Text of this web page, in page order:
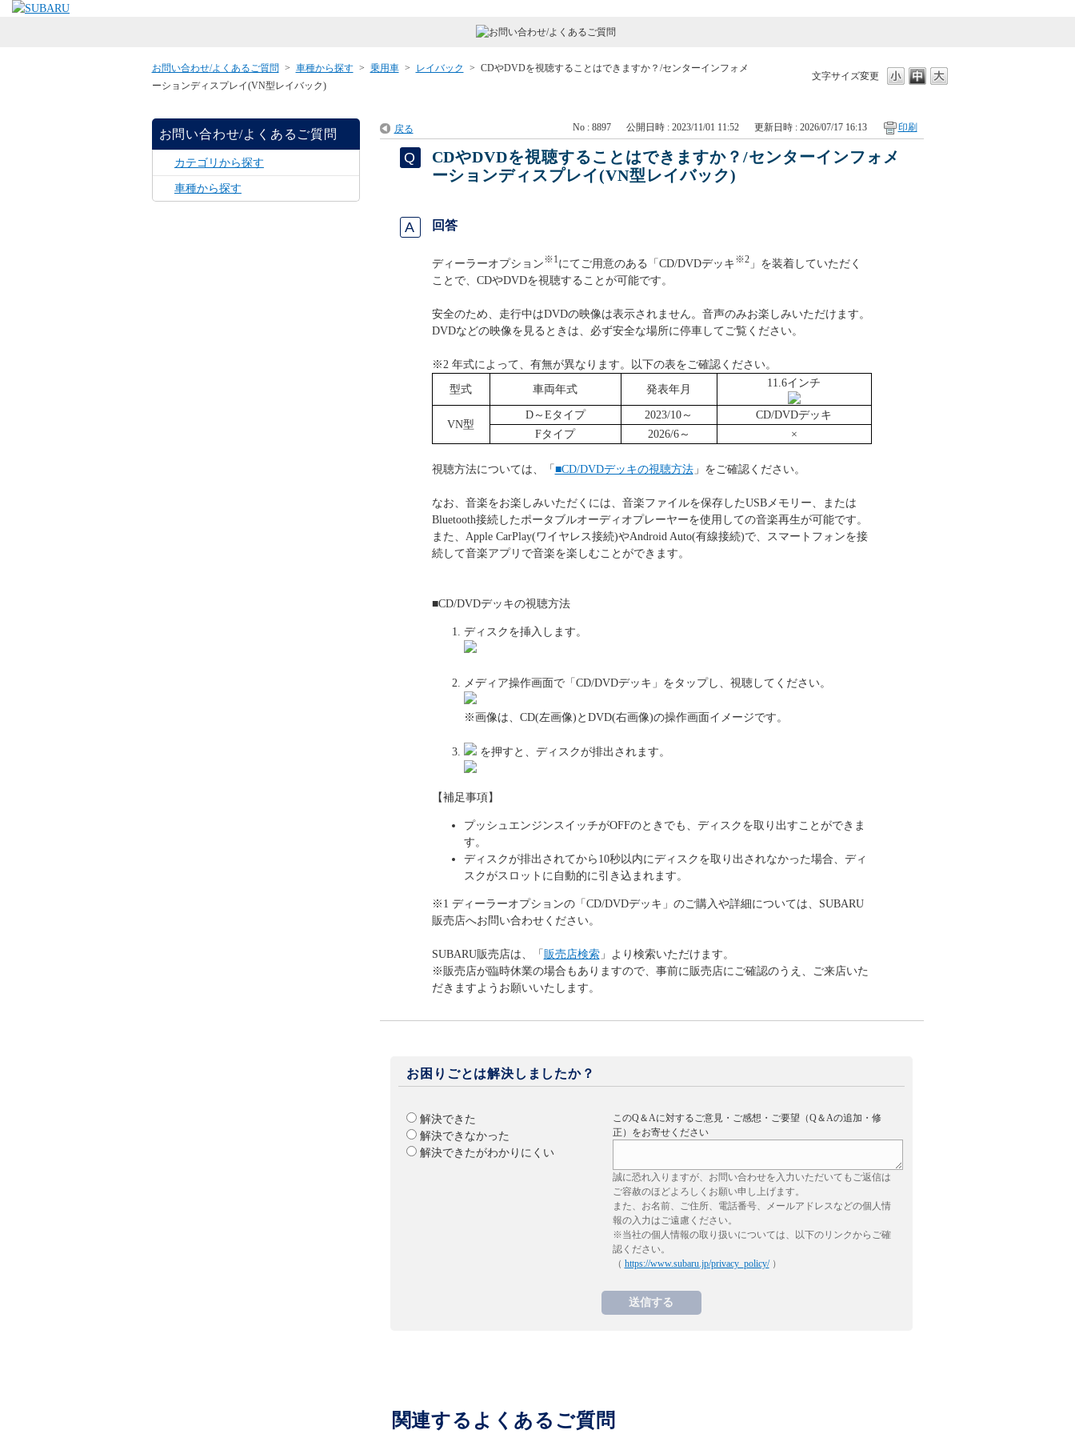
文字サイズ変更
お問い合わせ/よくあるご質問 > 車種から探す > 乗用車 > レイバック > CDやDVDを視聴することはできますか？/センターインフォメ
ーションディスプレイ(VN型レイバック)
お問い合わせ/よくあるご質問
カテゴリから探す
車種から探す
戻る No : 8897 公開日時 : 2023/11/01 11:52 更新日時 : 2026/07/17 16:13 印刷
CDやDVDを視聴することはできますか？/センターインフォメ
ーションディスプレイ(VN型レイバック)
回答
ディーラーオプション※1にてご用意のある「CD/DVDデッキ※2」を装着していただく
ことで、CDやDVDを視聴することが可能です。
安全のため、走行中はDVDの映像は表示されません。音声のみお楽しみいただけます。
DVDなどの映像を見るときは、必ず安全な場所に停車してご覧ください。
※2 年式によって、有無が異なります。以下の表をご確認ください。
型式 車両年式 発表年月
11.6インチ
VN型
D～Eタイプ 2023/10～
CD/DVDデッキ
Fタイプ
2026/6～ ×
視聴方法については、「■CD/DVDデッキの視聴方法」をご確認ください。
なお、音楽をお楽しみいただくには、音楽ファイルを保存したUSBメモリー、または
Bluetooth接続したポータブルオーディオプレーヤーを使用しての音楽再生が可能です。
また、Apple CarPlay(ワイヤレス接続)やAndroid Auto(有線接続)で、スマートフォンを接
続して音楽アプリで音楽を楽しむことができます。
■CD/DVDデッキの視聴方法
ディスクを挿入します。
メディア操作画面で「CD/DVDデッキ」をタップし、視聴してください。
※画像は、CD(左画像)とDVD(右画像)の操作画面イメージです。
を押すと、ディスクが排出されます。
【補足事項】
プッシュエンジンスイッチがOFFのときでも、ディスクを取り出すことができま
す。
ディスクが排出されてから10秒以内にディスクを取り出されなかった場合、ディ
スクがスロットに自動的に引き込まれます。
※1 ディーラーオプションの「CD/DVDデッキ」のご購入や詳細については、SUBARU
販売店へお問い合わせください。
SUBARU販売店は、「 販売店検索」より検索いただけます。
※販売店が臨時休業の場合もありますので、事前に販売店にご確認のうえ、ご来店いた
だきますようお願いいたします。
お困りごとは解決しましたか？
解決できた
解決できなかった
解決できたがわかりにくい
このQ＆Aに対するご意見・ご感想・ご要望（Q＆Aの追加・修
正）をお寄せください
誠に恐れ入りますが、お問い合わせを入力いただいてもご返信は
ご容赦のほどよろしくお願い申し上げます。
また、お名前、ご住所、電話番号、メールアドレスなどの個人情
報の入力はご遠慮ください。
※当社の個人情報の取り扱いについては、以下のリンクからご確
認ください。
（ https://www.subaru.jp/privacy_policy/）
関連するよくあるご質問